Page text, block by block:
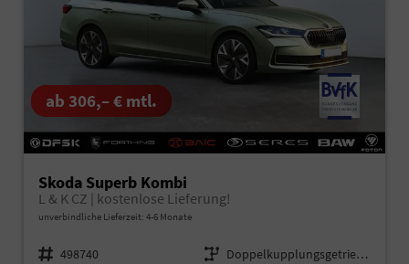
ab 306,– € mtl.
Skoda Superb Kombi
L & K CZ | kostenlose Lieferung!
unverbindliche Lieferzeit: 4-6 Monate
Fahrzeugnr. 498740 Getriebe
Doppelkupplungsgetriebe (DSG)